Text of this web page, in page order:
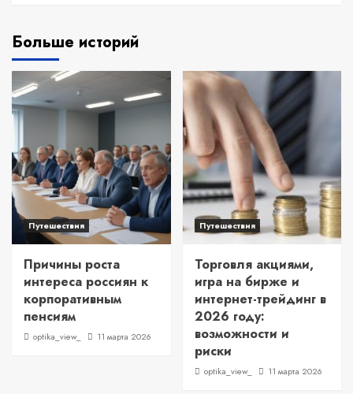
Больше историй
Путешествия
Причины роста
интереса россиян к
корпоративным
пенсиям
optika_view_ 11 марта 2026
Путешествия
Торговля акциями,
игра на бирже и
интернет-трейдинг в
2026 году:
возможности и
риски
optika_view_ 11 марта 2026